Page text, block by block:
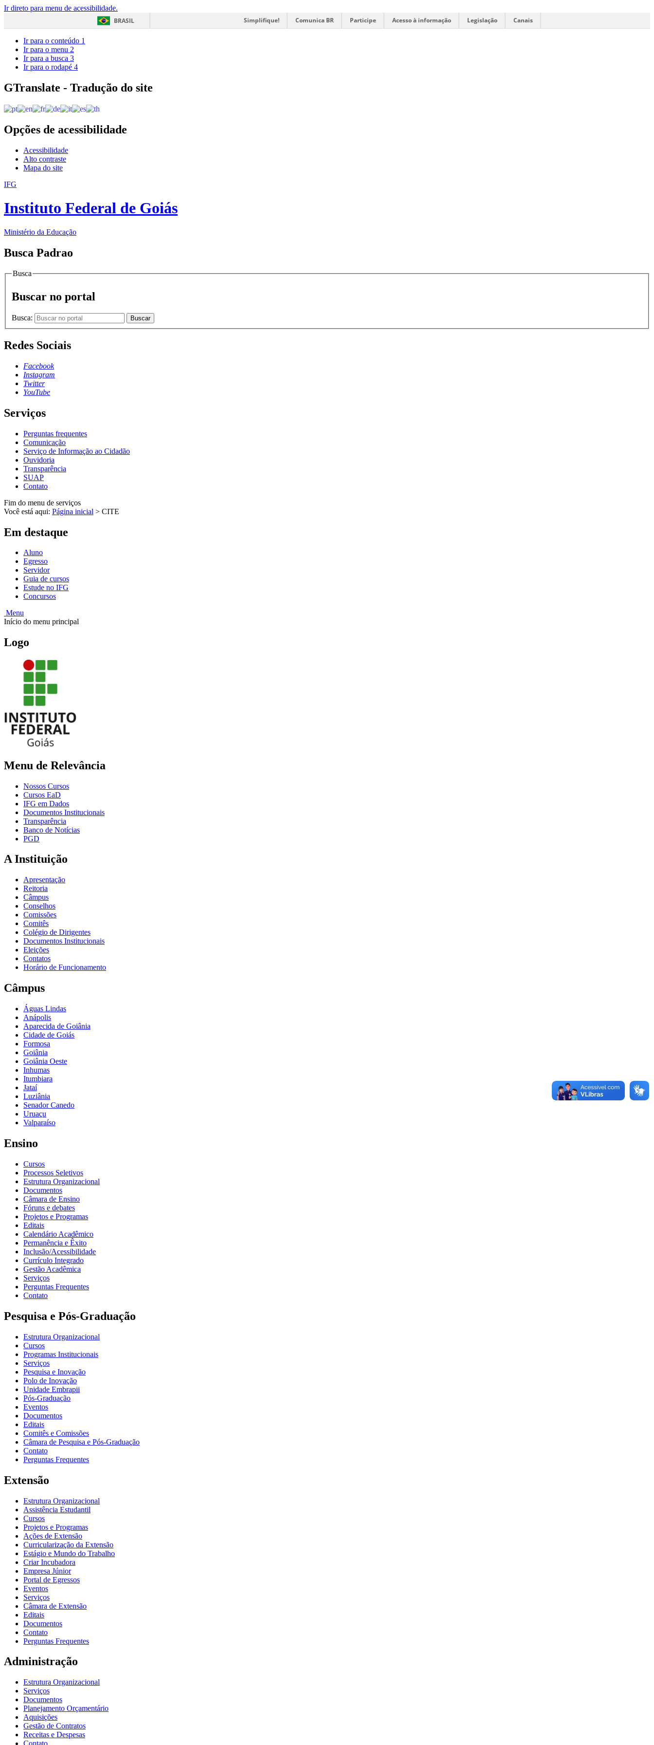
Ir direto para menu de acessibilidade.
BRASIL
Simplifique! Comunica BR Participe Acesso à informação Legislação Canais
Ir para o conteúdo 1
Ir para o menu 2
Ir para a busca 3
Ir para o rodapé 4
GTranslate - Tradução do site
Opções de acessibilidade
Acessibilidade
Alto contraste
Mapa do site
IFG
Instituto Federal de Goiás
Ministério da Educação
Busca Padrao
Busca
Buscar no portal
Busca: Buscar
Redes Sociais
Facebook
Instagram
Twitter
YouTube
Serviços
Perguntas frequentes
Comunicação
Serviço de Informação ao Cidadão
Ouvidoria
Transparência
SUAP
Contato
Fim do menu de serviços
Você está aqui: Página inicial > CITE
Em destaque
Aluno
Egresso
Servidor
Guia de cursos
Estude no IFG
Concursos
Menu
Início do menu principal
Logo
Menu de Relevância
Nossos Cursos
Cursos EaD
IFG em Dados
Documentos Institucionais
Transparência
Banco de Notícias
PGD
A Instituição
Apresentação
Reitoria
Câmpus
Conselhos
Comissões
Comitês
Colégio de Dirigentes
Documentos Institucionais
Eleições
Contatos
Horário de Funcionamento
Câmpus
Águas Lindas
Anápolis
Aparecida de Goiânia
Cidade de Goiás
Formosa
Goiânia
Goiânia Oeste
Inhumas
Itumbiara
Jataí
Luziânia
Senador Canedo
Uruaçu
Valparaíso
Ensino
Cursos
Processos Seletivos
Estrutura Organizacional
Documentos
Câmara de Ensino
Fóruns e debates
Projetos e Programas
Editais
Calendário Acadêmico
Permanência e Êxito
Inclusão/Acessibilidade
Currículo Integrado
Gestão Acadêmica
Serviços
Perguntas Frequentes
Contato
Pesquisa e Pós-Graduação
Estrutura Organizacional
Cursos
Programas Institucionais
Serviços
Pesquisa e Inovação
Polo de Inovação
Unidade Embrapii
Pós-Graduação
Eventos
Documentos
Editais
Comitês e Comissões
Câmara de Pesquisa e Pós-Graduação
Contato
Perguntas Frequentes
Extensão
Estrutura Organizacional
Assistência Estudantil
Cursos
Projetos e Programas
Ações de Extensão
Curricularização da Extensão
Estágio e Mundo do Trabalho
Criar Incubadora
Empresa Júnior
Portal de Egressos
Eventos
Serviços
Câmara de Extensão
Editais
Documentos
Contato
Perguntas Frequentes
Administração
Estrutura Organizacional
Serviços
Documentos
Planejamento Orçamentário
Aquisições
Gestão de Contratos
Receitas e Despesas